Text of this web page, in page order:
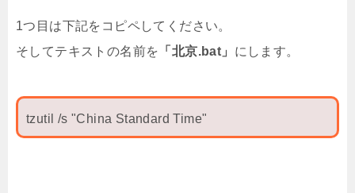
1つ目は下記をコピペしてください。
そしてテキストの名前を 「北京.bat」 にします。
tzutil /s "China Standard Time"